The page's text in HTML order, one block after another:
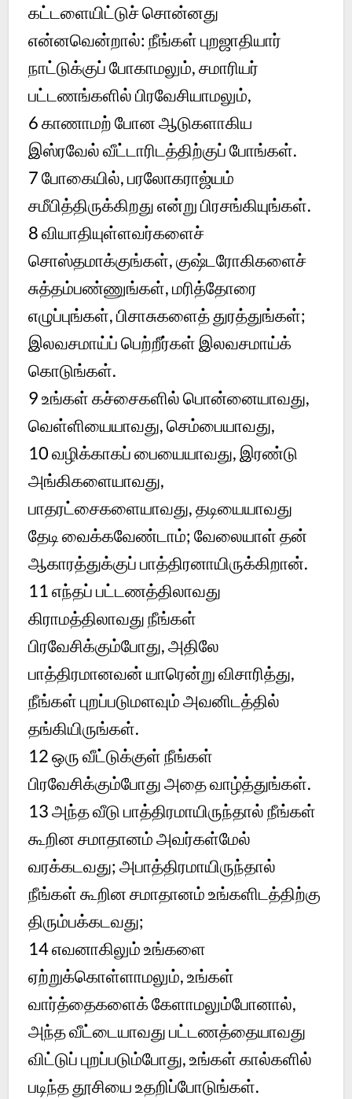
கட்டளையிட்டுச் சொன்னது
என்னவென்றால்: நீங்கள் புறஜாதியார்
நாட்டுக்குப் போகாமலும், சமாரியர்
பட்டணங்களில் பிரவேசியாமலும்,
6காணாமற் போன ஆடுகளாகிய
இஸ்ரவேல் வீட்டாரிடத்திற்குப் போங்கள்.
7போகையில், பரலோகராஜ்யம்
சமீபித்திருக்கிறது என்று பிரசங்கியுங்கள்.
8வியாதியுள்ளவர்களைச்
சொஸ்தமாக்குங்கள், குஷ்டரோகிகளைச்
சுத்தம்பண்ணுங்கள், மரித்தோரை
எழுப்புங்கள், பிசாசுகளைத் துரத்துங்கள்;
இலவசமாய்ப் பெற்றீர்கள் இலவசமாய்க்
கொடுங்கள்.
9உங்கள் கச்சைகளில் பொன்னையாவது,
வெள்ளியையாவது, செம்பையாவது,
10வழிக்காகப் பையையாவது, இரண்டு
அங்கிகளையாவது,
பாதரட்சைகளையாவது, தடியையாவது
தேடி வைக்கவேண்டாம்; வேலையாள் தன்
ஆகாரத்துக்குப் பாத்திரனாயிருக்கிறான்.
11எந்தப் பட்டணத்திலாவது
கிராமத்திலாவது நீங்கள்
பிரவேசிக்கும்போது, அதிலே
பாத்திரமானவன் யாரென்று விசாரித்து,
நீங்கள் புறப்படுமளவும் அவனிடத்தில்
தங்கியிருங்கள்.
12ஒரு வீட்டுக்குள் நீங்கள்
பிரவேசிக்கும்போது அதை வாழ்த்துங்கள்.
13அந்த வீடு பாத்திரமாயிருந்தால் நீங்கள்
கூறின சமாதானம் அவர்கள்மேல்
வரக்கடவது; அபாத்திரமாயிருந்தால்
நீங்கள் கூறின சமாதானம் உங்களிடத்திற்கு
திரும்பக்கடவது;
14எவனாகிலும் உங்களை
ஏற்றுக்கொள்ளாமலும், உங்கள்
வார்த்தைகளைக் கேளாமலும்போனால்,
அந்த வீட்டையாவது பட்டணத்தையாவது
விட்டுப் புறப்படும்போது, உங்கள் கால்களில்
படிந்த தூசியை உதறிப்போடுங்கள்.